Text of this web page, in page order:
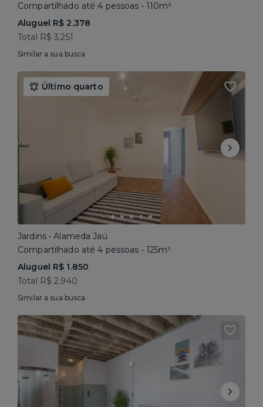
Compartilhado até 4 pessoas • 110m²
Aluguel R$ 2.378
Total R$ 3.251
Similar a sua busca
Último quarto
Jardins • Alameda Jaú
Compartilhado até 4 pessoas • 125m²
Aluguel R$ 1.850
Total R$ 2.940
Similar a sua busca